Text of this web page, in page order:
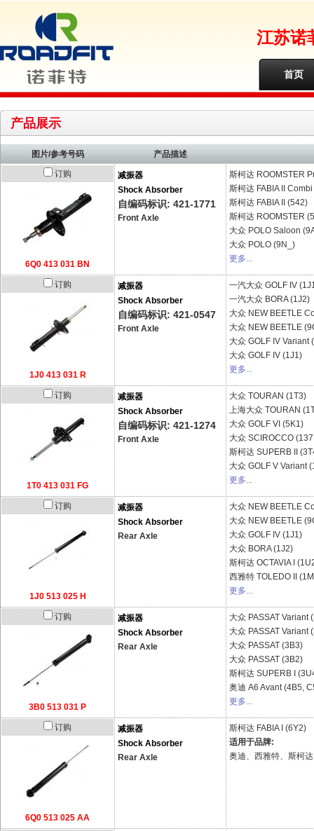
江苏诺
首页
产品展示
图片/参考号码
产品描述
订购
6Q0 413 031 BN
减振器
Shock Absorber
自编码标识: 421-1771
Front Axle
斯柯达 ROOMSTER
斯柯达 FABIA II
斯柯达 FABIA II (542)
斯柯达 ROOMSTER
大众 POLO Saloon
大众 POLO (9N_)
更多...
订购
1J0 413 031 R
减振器
Shock Absorber
自编码标识: 421-0547
Front Axle
一汽大众 GOLF IV
一汽大众 BORA (1J2)
大众 NEW BEETLE
大众 NEW BEETLE
大众 GOLF IV Variant
大众 GOLF IV (1J1)
更多...
订购
1T0 413 031 FG
减振器
Shock Absorber
自编码标识: 421-1274
Front Axle
大众 TOURAN (1T3)
上海大众 TOURAN
大众 GOLF VI (5K1)
大众 SCIROCCO
斯柯达 SUPERB II
大众 GOLF V Variant
更多...
订购
1J0 513 025 H
减振器
Shock Absorber
Rear Axle
大众 NEW BEETLE
大众 NEW BEETLE
大众 GOLF IV (1J1)
大众 BORA (1J2)
斯柯达 OCTAVIA I
西雅特 TOLEDO II
更多...
订购
3B0 513 031 P
减振器
Shock Absorber
Rear Axle
大众 PASSAT Variant
大众 PASSAT Variant
大众 PASSAT (3B3)
大众 PASSAT (3B2)
斯柯达 SUPERB I
奥迪 A6 Avant (4B5,
更多...
订购
6Q0 513 025 AA
减振器
Shock Absorber
Rear Axle
斯柯达 FABIA I (6Y2)
适用于品牌:
奥迪、西雅特、斯柯